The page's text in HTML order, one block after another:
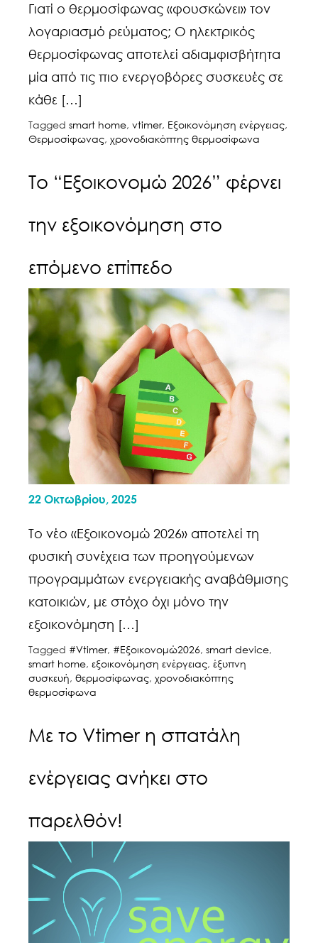
Γιατί ο θερμοσίφωνας «φουσκώνει» τον
λογαριασμό ρεύματος; Ο ηλεκτρικός
θερμοσίφωνας αποτελεί αδιαμφισβήτητα
μία από τις πιο ενεργοβόρες συσκευές σε
κάθε […]
Tagged smart home, vtimer, Εξοικονόμηση ενέργειας,
Θερμοσίφωνας, χρονοδιακόπτης θερμοσίφωνα
Το “Εξοικονομώ 2026” φέρνει
την εξοικονόμηση στο
επόμενο επίπεδο
22 Οκτωβρίου, 2025
Το νέο «Εξοικονομώ 2026» αποτελεί τη
φυσική συνέχεια των προηγούμενων
προγραμμάτων ενεργειακής αναβάθμισης
κατοικιών, με στόχο όχι μόνο την
εξοικονόμηση […]
Tagged #Vtimer, #Εξοικονομώ2026, smart device,
smart home, εξοικονόμηση ενέργειας, έξυπνη
συσκευή, θερμοσίφωνας, χρονοδιακόπτης
θερμοσίφωνα
Με το Vtimer η σπατάλη
ενέργειας ανήκει στο
παρελθόν!